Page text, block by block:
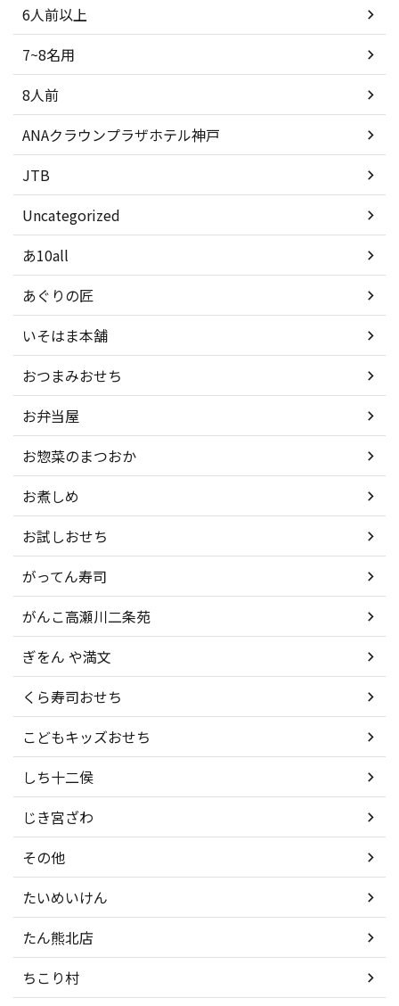
6人前以上
7~8名用
8人前
ANAクラウンプラザホテル神戸
JTB
Uncategorized
あ10all
あぐりの匠
いそはま本舗
おつまみおせち
お弁当屋
お惣菜のまつおか
お煮しめ
お試しおせち
がってん寿司
がんこ高瀬川二条苑
ぎをん や満文
くら寿司おせち
こどもキッズおせち
しち十二侯
じき宮ざわ
その他
たいめいけん
たん熊北店
ちこり村